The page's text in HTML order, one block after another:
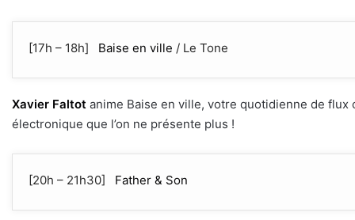
[17h – 18h] Baise en ville / Le Tone
Xavier Faltot anime Baise en ville, votre quotidienne de
électronique que l’on ne présente plus !
[20h – 21h30] Father & Son